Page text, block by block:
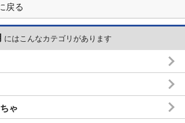
戻る
にはこんなカテゴリがあります
ゃ